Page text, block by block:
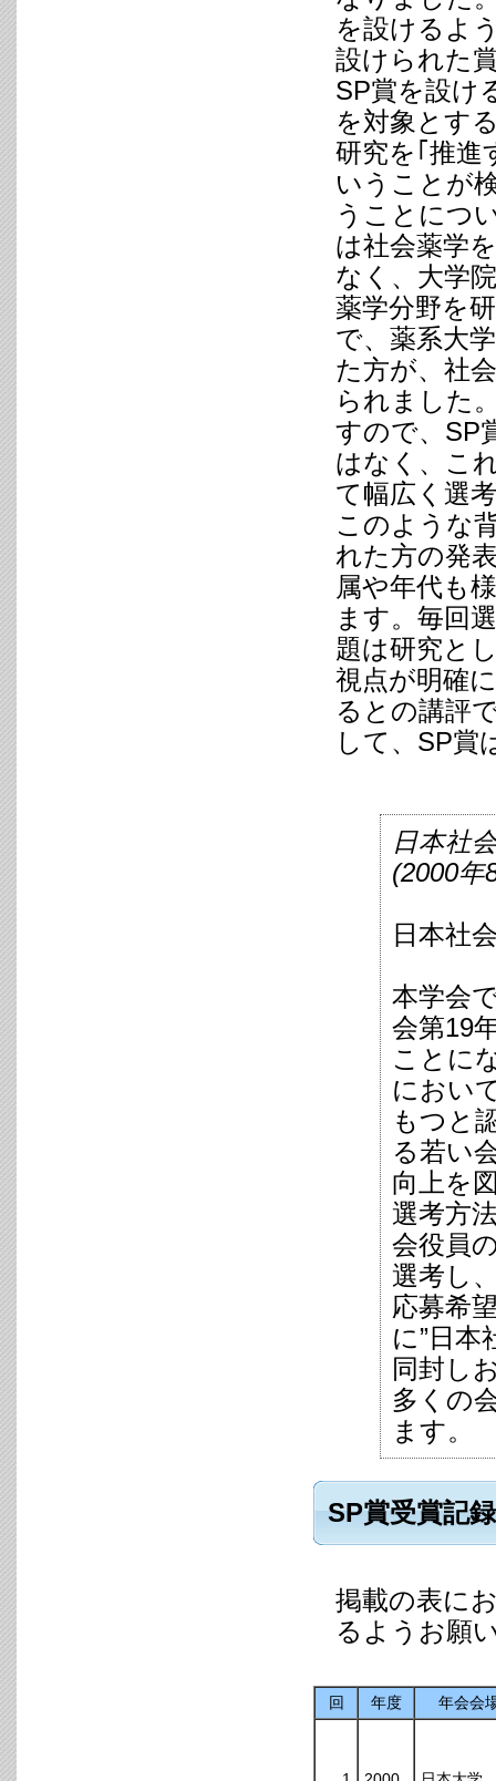
を設けるよ
設けられた
SP賞を設け
を対象とす
研究を｢推進
いうことが
うことにつ
は社会薬学
なく、大学
薬学分野を
で、薬系大
た方が、社
られました
すので、SP
はなく、こ
て幅広く選
このような
れた方の発
属や年代も
ます。毎回
題は研究と
視点が明確
るとの講評
して、SP賞
日本
(2000年
日本社
本学会
会第19
ことに
におい
もつと
る若い
向上を
選考方
会役員
選考し
応募希
に”日
同封し
多くの
ます。
SP賞受賞記録
掲載の表に
るようお願
回 年度 年会会